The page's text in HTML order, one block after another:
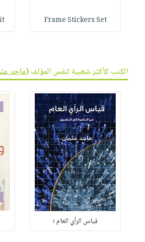
Frame Stickers Set
الكتب الأكثر شعبية لنفس المؤلف (ماجد
قياس الرأي العام ؛